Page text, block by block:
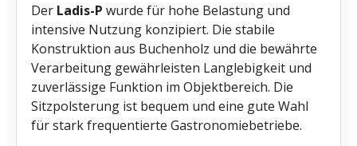
Der Ladis-P wurde für hohe Belastung und
intensive Nutzung konzipiert. Die stabile
Konstruktion aus Buchenholz und die bewährte
Verarbeitung gewährleisten Langlebigkeit und
zuverlässige Funktion im Objektbereich. Die
Sitzpolsterung ist bequem und eine gute Wahl
für stark frequentierte Gastronomiebetriebe.